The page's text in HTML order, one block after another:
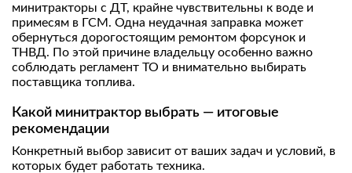
минитракторы с ДТ, крайне чувствительны к воде и
примесям в ГСМ. Одна неудачная заправка может
обернуться дорогостоящим ремонтом форсунок и
ТНВД. По этой причине владельцу особенно важно
соблюдать регламент ТО и внимательно выбирать
поставщика топлива.
Какой минитрактор выбрать — итоговые
рекомендации
Конкретный выбор зависит от ваших задач и условий, в
которых будет работать техника.